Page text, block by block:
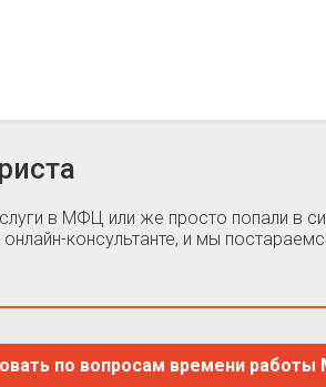
в МФЦ или же просто попали
консультанте, и мы
по вопросам времени